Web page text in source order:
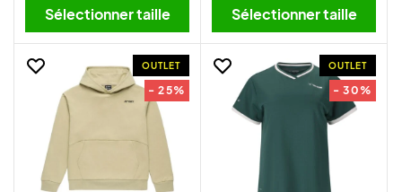
Sélectionner taille Sélectionner taille
OUTLET
- 25%
OUTLET
- 30%